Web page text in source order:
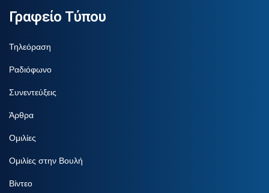
Γραφείο Τύπου
Τηλεόραση
Ραδιόφωνο
Συνεντεύξεις
Άρθρα
Ομιλίες
Ομιλίες στην Βουλή
Βίντεο